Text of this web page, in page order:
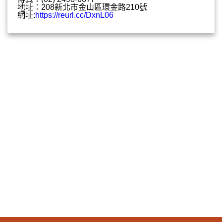
地址：208新北市金山區環金路210號
網址:https://reurl.cc/DxnL06